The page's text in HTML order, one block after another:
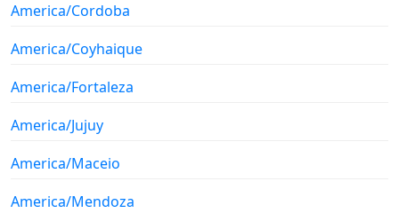
America/Cordoba
America/Coyhaique
America/Fortaleza
America/Jujuy
America/Maceio
America/Mendoza